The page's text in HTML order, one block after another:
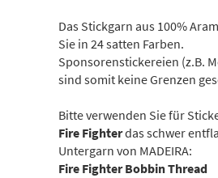
Das Stickgarn aus 100%
Sie in 24 satten Farben.
Sponsorenstickereien (z.B.
sind somit keine Grenzen
Bitte verwenden Sie für
Fire Fighterdas schwer
Untergarn von MADEIRA:
Fire Fighter Bobbin Thread